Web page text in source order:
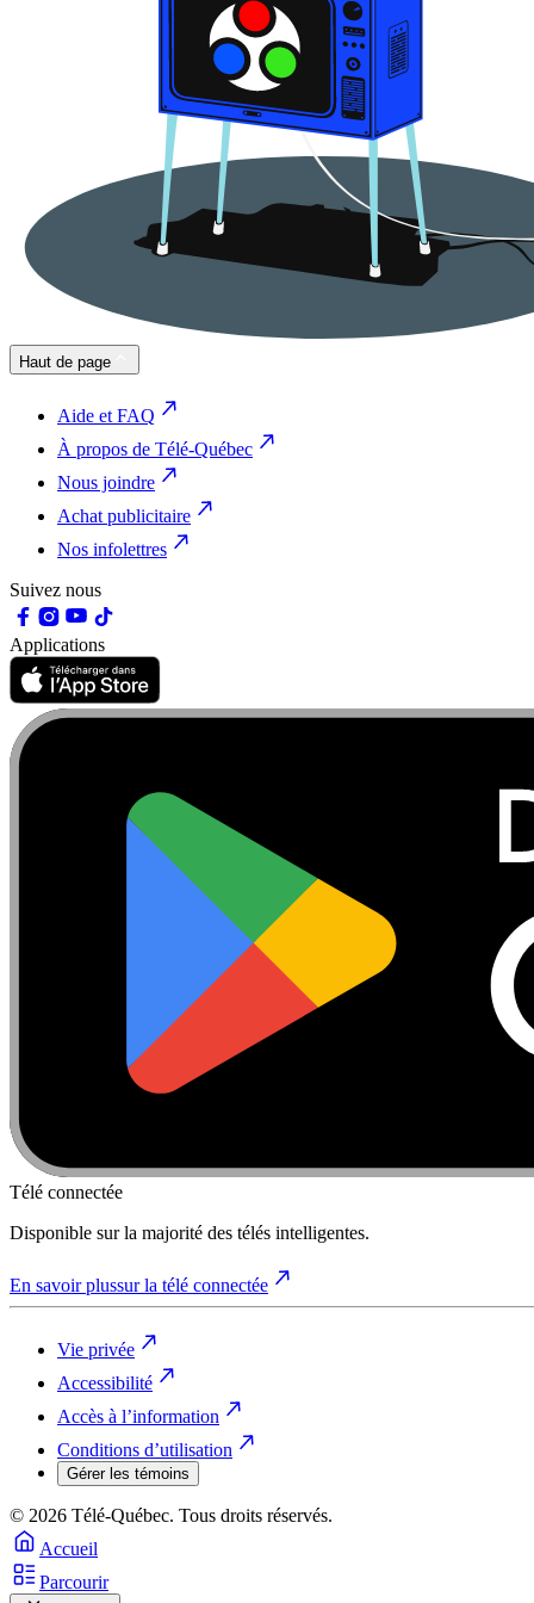
Haut de page
Aide et FAQ
À propos de Télé-Québec
Nous joindre
Achat publicitaire
Nos infolettres
Suivez nous
Applications
Télé connectée
Disponible sur la majorité des télés intelligentes.
En savoir plussur la télé connectée
Vie privée
Accessibilité
Accès à l’information
Conditions d’utilisation
Gérer les témoins
© 2026 Télé-Québec. Tous droits réservés.
Accueil
Parcourir